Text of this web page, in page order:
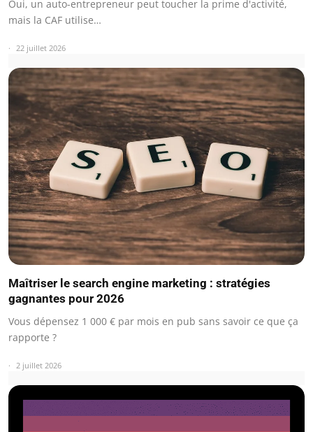
Oui, un auto-entrepreneur peut toucher la prime d'activité,
mais la CAF utilise…
22 juillet 2026
Maîtriser le search engine marketing : stratégies
gagnantes pour 2026
Vous dépensez 1 000 € par mois en pub sans savoir ce que ça
rapporte ?
2 juillet 2026